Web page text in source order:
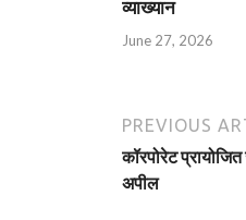
व्याख्यान
June 27, 2026
PREVIOUS
कॉरपोरेट
अपील